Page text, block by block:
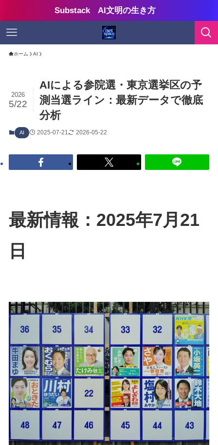
Substack AI文明の生き方
ホーム AI
AIによる参院選・東京選挙区の予
測当選ライン：最新データで徹底
分析
2026
5/22
AI 2025-07-21 2026-05-22
最新情報：2025年7月21
日